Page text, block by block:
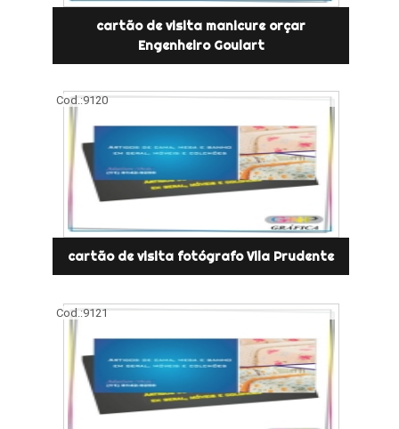
cartão de visita manicure orçar
Engenheiro Goulart
Cod.:9120
cartão de visita fotógrafo Vila Prudente
Cod.:9121